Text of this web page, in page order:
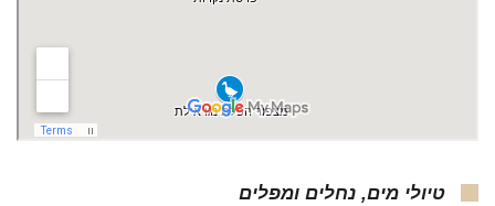
טיולי מים, נחלים ומפלים